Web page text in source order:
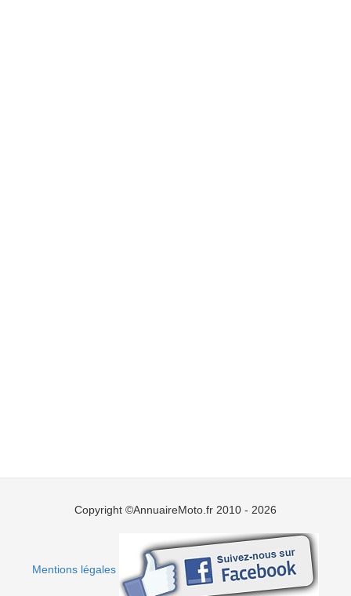
Copyright ©AnnuaireMoto.fr 2010 - 2026
Mentions légales